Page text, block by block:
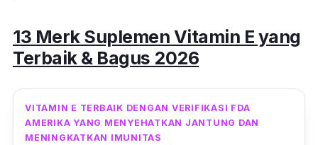
13 Merk Suplemen Vitamin E yang
Terbaik & Bagus 2026
VITAMIN E TERBAIK DENGAN VERIFIKASI FDA
AMERIKA YANG MENYEHATKAN JANTUNG DAN
MENINGKATKAN IMUNITAS